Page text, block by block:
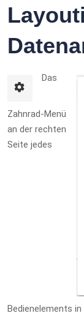
Das
Zahnrad-Menü
an der rechten
Seite jedes
Bedienelements